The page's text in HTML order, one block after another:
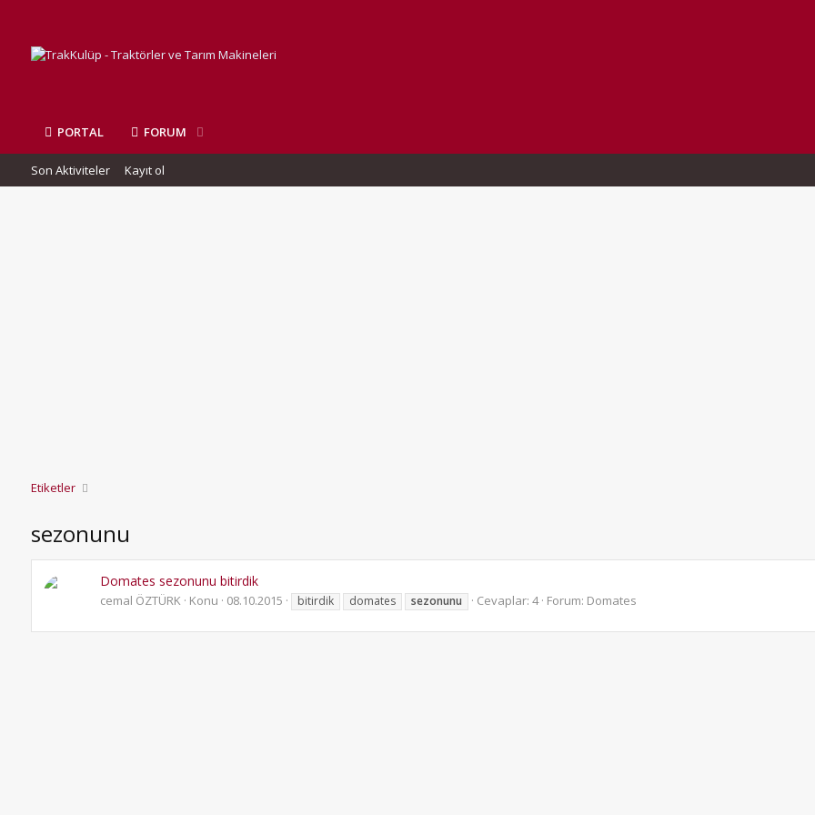
PORTAL FORUM
Son Aktiviteler Kayıt ol
Etiketler
sezonunu
Domates sezonunu bitirdik
cemal ÖZTÜRK Konu 08.10.2015 bitirdik domates sezonunu Cevaplar: 4 Forum: Domates